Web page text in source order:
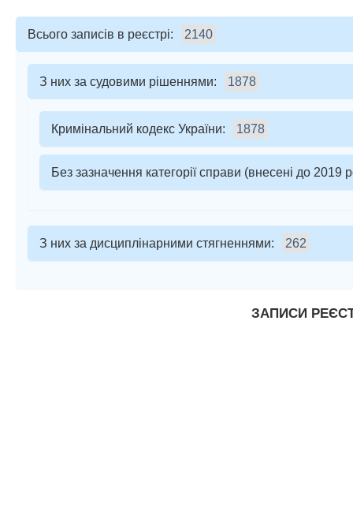
Всього записів в реєстрі: 2140
З них за судовими рішеннями: 1878
Кримінальний кодекс України: 1878
Без зазначення категорії справи (внесені до 2019
З них за дисциплінарними стягненнями: 262
ЗАПИСИ